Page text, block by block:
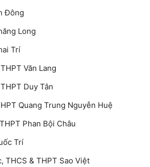
Đông
Long
Trí
Văn Lang
Duy Tân
Quang Trung Nguyễn Huệ
Phan Bội Châu
Trí
THCS & THPT Sao Việt